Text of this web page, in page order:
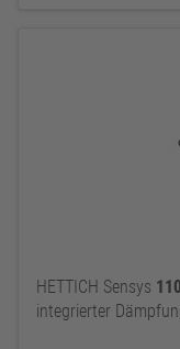
HETTICH Sensys
integrierter